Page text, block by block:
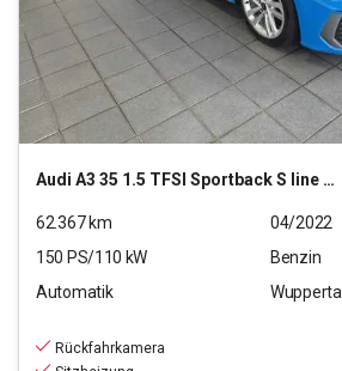
Audi A3 35 1.5 TFSI Sportback S line MHEV (EURO 6d)
62.367km
04/2022
150 PS/110 kW
Benzin
Automatik
Wuppertal
Rückfahrkamera